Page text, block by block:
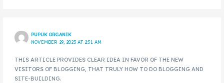
PUPUK ORGANIK
NOVEMBER 29, 2023 AT 2:51 AM
THIS ARTICLE PROVIDES CLEAR IDEA IN FAVOR OF THE NEW
VISITORS OF BLOGGING, THAT TRULY HOW TO DO BLOGGING AND
SITE-BUILDING.